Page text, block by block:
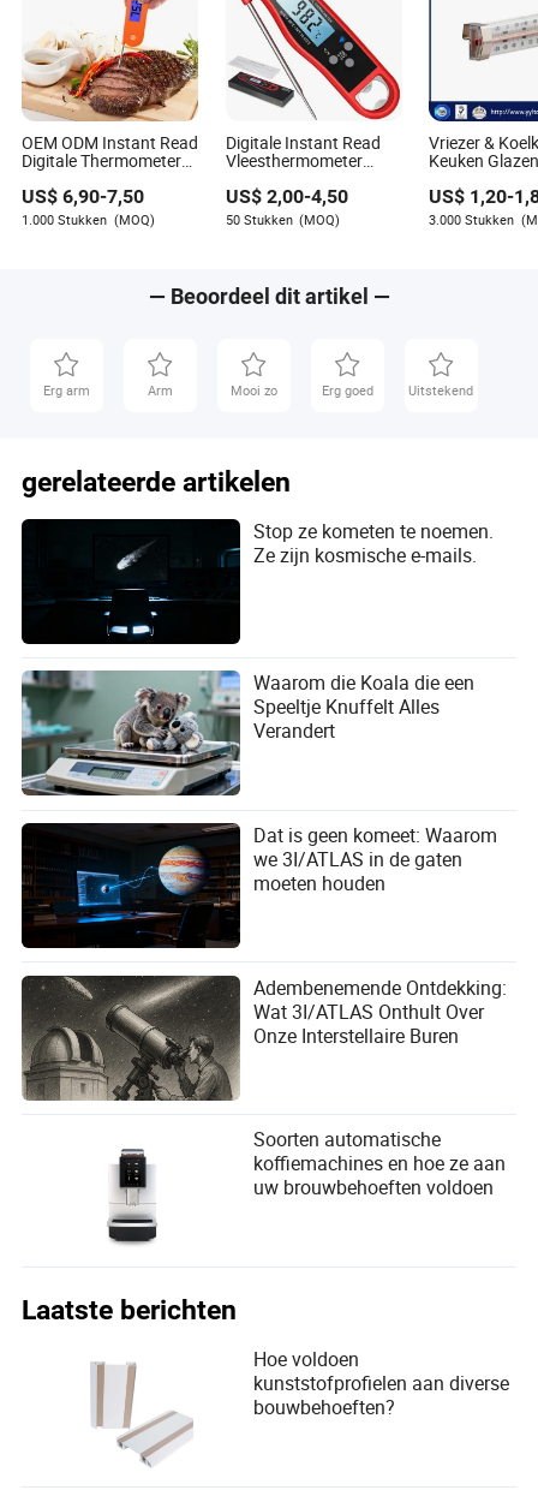
OEM ODM Instant Read
Digitale Thermometer
US$6,90-7,50
1.000 Stukken (MOQ)
Digitale Instant Read
Vleesthermometer
Voedsel Koken
Thermometer met
Achtergrondverlichting
US$ 2,00-4,50
50 Stukken (MOQ)
Vriezer &
Keuken
-40+20c/F
Behuizing met
US$ 1,20-
3.000 Stukken
— Beoordeel dit artikel —
Erg arm Arm Mooi zo Erg goed Uitstekend
gerelateerde artikelen
Stop ze kometen te noemen.
Ze zijn kosmische e-mails.
Waarom die Koala die een
Speeltje Knuffelt Alles
Verandert
Dat is geen komeet: Waarom
we 3I/ATLAS in de gaten
moeten houden
Adembenemende Ontdekking:
Wat 3I/ATLAS Onthult Over
Onze Interstellaire Buren
Soorten automatische
koffiemachines en hoe ze aan
uw brouwbehoeften voldoen
Laatste berichten
Hoe voldoen
kunststofprofielen aan diverse
bouwbehoeften?